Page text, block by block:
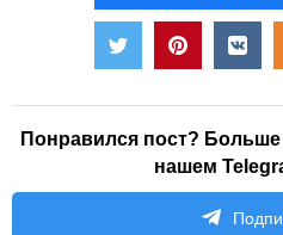
Понравился пост?
нашем